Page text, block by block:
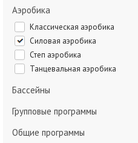
Аэробика
Классическая аэробика
Силовая аэробика
Степ аэробика
Танцевальная аэробика
Бассейны
Групповые программы
Общие программы